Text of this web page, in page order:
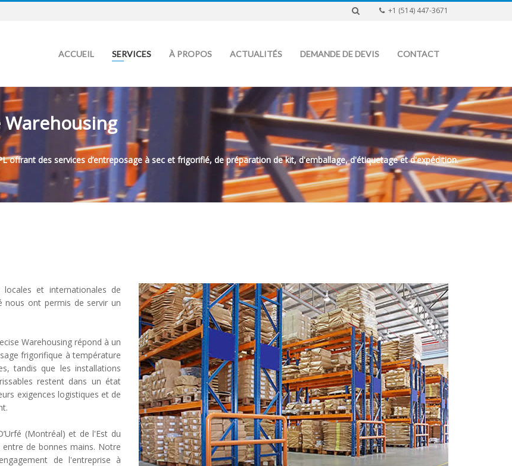
+1 (514) 447-3671
ACCUEIL SERVICES À PROPOS ACTUALITÉS DEMANDE DE DEVIS CONTACT
des services d’entreposage à sec et frigorifié, de préparation de kit, d'emballage, d'étiquetage et d'expédition.
et internationales de
nous ont permis de servir un
Warehousing répond à un
frigorifique à température
tandis que les installations
restent dans un état
exigences logistiques et de
(Montréal) et de l'Est du
de bonnes mains. Notre
de l'entreprise à